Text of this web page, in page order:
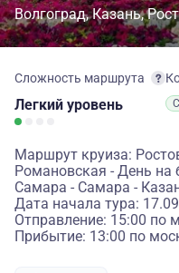
Волгоград Казань
Сложность маршрута
Легкий уровень
Маршрут круиза:
Романовская - День на
Самара - Самара -
Дата начала тура:
Отправление: 15:00 по
Прибытие: 13:00 по